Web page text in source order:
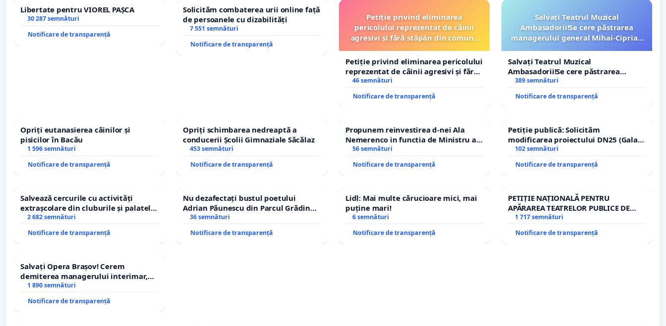
Libertate pentru VIOREL PAȘCA
30 287 semnături
Notificare de transparență
Solicităm combaterea urii online față
de persoanele cu dizabilități
7 551 semnături
Notificare de transparență
Petiție privind eliminarea
pericolului reprezentat de câinii
agresivi și fără stăpân din comuna
Petiție privind eliminarea pericolului
reprezentat de câinii agresivi și fără
stăpân din comuna Tunari
46 semnături
Notificare de transparență
Salvați Teatrul Muzical
Ambasadorii!Se cere păstrarea
managerului general Mihai-Ciprian
Salvați Teatrul Muzical
Ambasadorii!Se cere păstrarea
managerului general Mihai-Ciprian
389 semnături
Notificare de transparență
Opriți eutanasierea câinilor și
pisicilor în Bacău
1 596 semnături
Notificare de transparență
Opriți schimbarea nedreaptă a
conducerii Școlii Gimnaziale Săcălaz
453 semnături
Notificare de transparență
Propunem reinvestirea d-nei Ala
Nemerenco in functia de Ministru al
Sanatatii
56 semnături
Notificare de transparență
Petiție publică: Solicităm
modificarea proiectului DN25 (Galați
– Hanu Conachi) prin devierea
102 semnături
Notificare de transparență
Salvează cercurile cu activități
extrașcolare din cluburile și palatele
copiilor
2 682 semnături
Notificare de transparență
Nu dezafectați bustul poetului
Adrian Păunescu din Parcul Grădina
Icoanei! Stop cenzurii culturale!
36 semnături
Notificare de transparență
Lidl: Mai multe cărucioare mici, mai
puține mari!
6 semnături
Notificare de transparență
PETIȚIE NAȚIONALĂ PENTRU
APĂRAREA TEATRELOR PUBLICE DE
REPERTORIU DIN ROMÂNIA
1 717 semnături
Notificare de transparență
Salvați Opera Brașov! Cerem
demiterea managerului interimar,
Petrean Lucian-Marius!
1 890 semnături
Notificare de transparență